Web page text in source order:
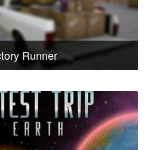
Runner